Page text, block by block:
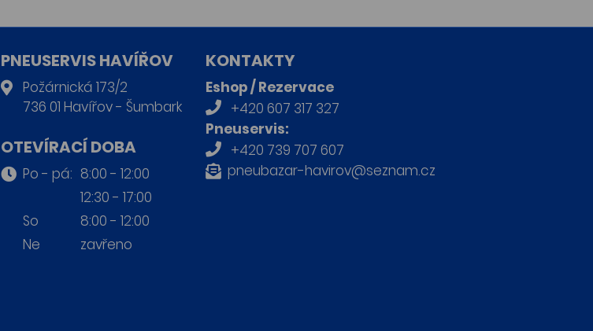
PNEUSERVIS HAVÍŘOV
Požárnická 173/2
736 01 Havířov - Šumbark
OTEVÍRACÍ DOBA
Po - pá: 8:00 - 12:00
12:30 - 17:00
So
8:00 - 12:00
Ne
zavřeno
KONTAKTY
Eshop / Rezervace
+420 607 317 327
Pneuservis:
+420 739 707 607
pneubazar-havirov@seznam.cz